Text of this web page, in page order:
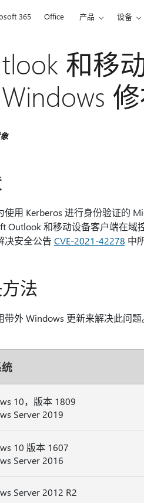
365 Office 产品 设备
和移
使用 Kerberos 进行身份验证的
Outlook 和移动设备客户端在域
决安全公告 CVE-2021-42278 中
法
带外 Windows 更新来解决此问
10，版本 1809
Server 2019
10 版本 1607
Server 2016
Server 2012 R2